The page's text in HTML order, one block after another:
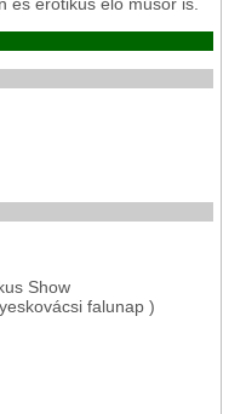
Show
falunap )